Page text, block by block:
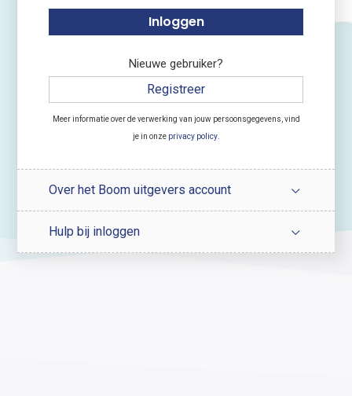
Nieuwe gebruiker?
Registreer
Meer informatie over de verwerking van jouw persoonsgegevens, vind
je in onze privacy policy.
Over het Boom uitgevers account
Hulp bij inloggen